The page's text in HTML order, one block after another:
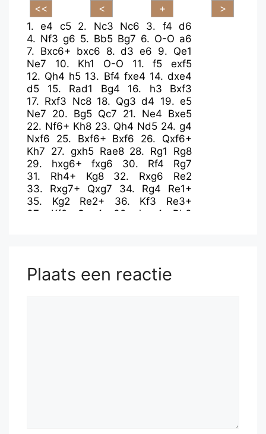
1.e4 c5 2. Nc3 Nc6 3. f4 d6
4. Nf3 g6 5. Bb5 Bg7 6. O-O a6
7. Bxc6+ bxc6 8.d3 e6 9. Qe1
Ne7
10. Kh1 O-O 11.f5
exf5
12. Qh4 h5 13. Bf4 fxe4 14.dxe4
d5
15. Rad1 Bg4 16. h3
Bxf3
17. Rxf3 Nc8 18. Qg3 d4 19.e5
Ne7 20. Bg5 Qc7 21. Ne4 Bxe5
22. Nf6+ Kh8 23. Qh4 Nd5 24.g4
Nxf6
25. Bxf6+ Bxf6 26. Qxf6+
Kh7 27. gxh5 Rae8 28. Rg1
Rg8
29. hxg6+ fxg6 30. Rf4
Rg7
31. Rh4+ Kg8 32. Rxg6
Re2
33. Rxg7+ Qxg7 34. Rg4
Re1+
35. Kg2 Re2+ 36. Kf3
Re3+
37. Kf2 Qxg4 38. hxg4
Rh3
Plaats een reactie